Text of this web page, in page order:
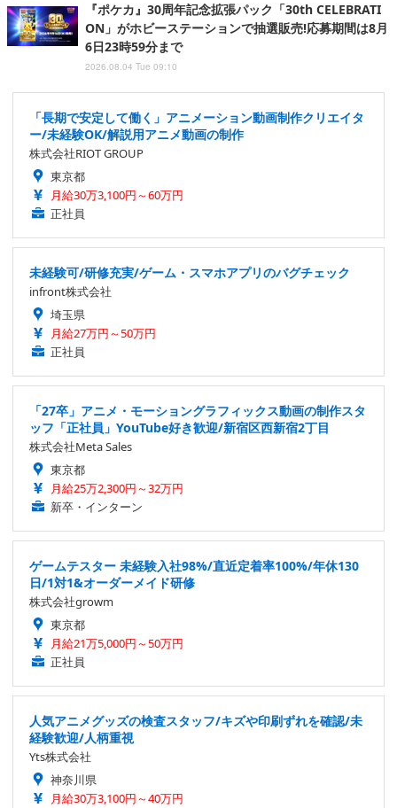
『ポケカ』30周年記念拡張パック「30th CELEBRATI
ON」がホビーステーションで抽選販売!応募期間は8月
6日23時59分まで
2026.08.04 Tue 09:10
「長期で安定して働く」アニメーション動画制作クリエイタ
ー/未経験OK/解説用アニメ動画の制作
株式会社RIOT GROUP
東京都
月給30万3,100円～60万円
正社員
未経験可/研修充実/ゲーム・スマホアプリのバグチェック
infront株式会社
埼玉県
月給27万円～50万円
正社員
「27卒」アニメ・モーショングラフィックス動画の制作スタ
ッフ「正社員」YouTube好き歓迎/新宿区西新宿2丁目
株式会社Meta Sales
東京都
月給25万2,300円～32万円
新卒・インターン
ゲームテスター 未経験入社98%/直近定着率100%/年休130
日/1対1&オーダーメイド研修
株式会社growm
東京都
月給21万5,000円～50万円
正社員
人気アニメグッズの検査スタッフ/キズや印刷ずれを確認/未
経験歓迎/人柄重視
Yts株式会社
神奈川県
月給30万3,100円～40万円